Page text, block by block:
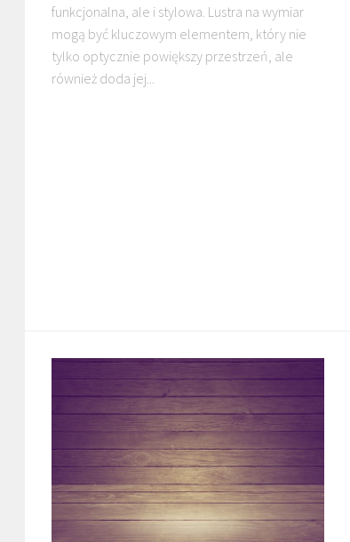
funkcjonalna, ale i stylowa. Lustra na wymiar
mogą być kluczowym elementem, który nie
tylko optycznie powiększy przestrzeń, ale
również doda jej...